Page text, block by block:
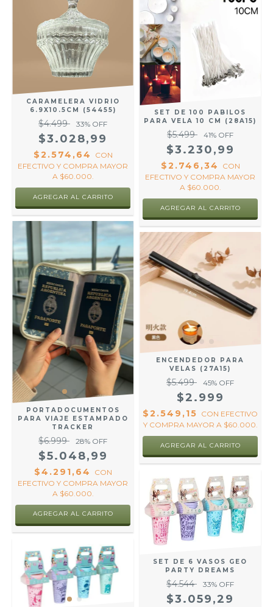
CARAMELERA VIDRIO
6.9X10.5CM (54455)
$4.499 33% OFF
$3.028,99
$2.574,64
CON
EFECTIVO Y COMPRA MAYOR
A $60.000.
SET DE 100 PABILOS
PARA VELA 10 CM (28A15)
$5.499 41% OFF
$3.230,99
$2.746,34
CON
EFECTIVO Y COMPRA MAYOR
A $60.000.
PORTADOCUMENTOS
PARA VIAJE ESTAMPADO
TRACKER
$6.999 28% OFF
$5.048,99
$4.291,64
CON
EFECTIVO Y COMPRA MAYOR
A $60.000.
AGREGAR AL CARRITO
ENCENDEDOR PARA
VELAS (27A15)
$5.499 45% OFF
$2.999
$2.549,15 CON EFECTIVO
Y COMPRA MAYOR A $60.000.
SET DE 6 VASOS GEO
PARTY DREAMS
$4.544 33% OFF
$3.059,29